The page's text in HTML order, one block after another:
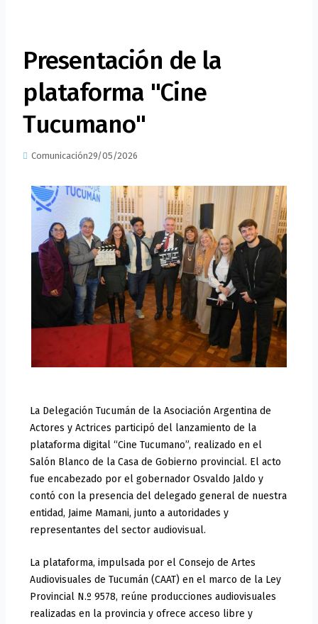
Presentación de la
plataforma "Cine
Tucumano"
Comunicación29/05/2026
La Delegación Tucumán de la Asociación Argentina de
Actores y Actrices participó del lanzamiento de la
plataforma digital “Cine Tucumano”, realizado en el
Salón Blanco de la Casa de Gobierno provincial. El acto
fue encabezado por el gobernador Osvaldo Jaldo y
contó con la presencia del delegado general de nuestra
entidad, Jaime Mamani, junto a autoridades y
representantes del sector audiovisual.
La plataforma, impulsada por el Consejo de Artes
Audiovisuales de Tucumán (CAAT) en el marco de la Ley
Provincial N.º 9578, reúne producciones audiovisuales
realizadas en la provincia y ofrece acceso libre y